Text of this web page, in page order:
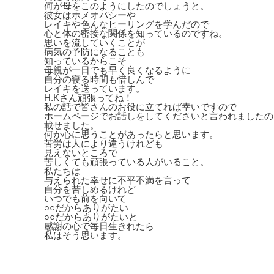
何が母をこのようにしたのでしょうと。
彼女はホメオパシーや
レイキや色んなヒーリングを学んだので
心と体の密接な関係を知っているのですね。
思いを流していくことが
病気の予防になることも
知っているからこそ
母親が一日でも早く良くなるように
自分の寝る時間も惜しんで
レイキを送っています。
H.Kさん頑張ってね！
私の話で皆さんのお役に立てれば幸いですので
ホームページでお話しをしてくださいと言われました
載せました。
何か心に思うことがあったらと思います。
苦労は人により違うけれども
見えないところで
苦しくても頑張っている人がいること。
私たちは
与えられた幸せに不平不満を言って
自分を苦しめるけれど
いつでも前を向いて
○○だからありがたい
○○だからありがたいと
感謝の心で毎日生きれたら
私はそう思います。